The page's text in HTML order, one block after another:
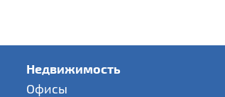
Недвижимость
Офисы